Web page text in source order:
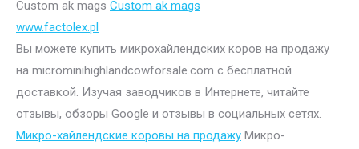
Custom ak mags Custom ak mags
www.factolex.pl
Вы можете купить микрохайлендских коров на продажу
на microminihighlandcowforsale.com с бесплатной
доставкой. Изучая заводчиков в Интернете, читайте
отзывы, обзоры Google и отзывы в социальных сетях.
Микро-хайлендские коровы на продажу Микро-